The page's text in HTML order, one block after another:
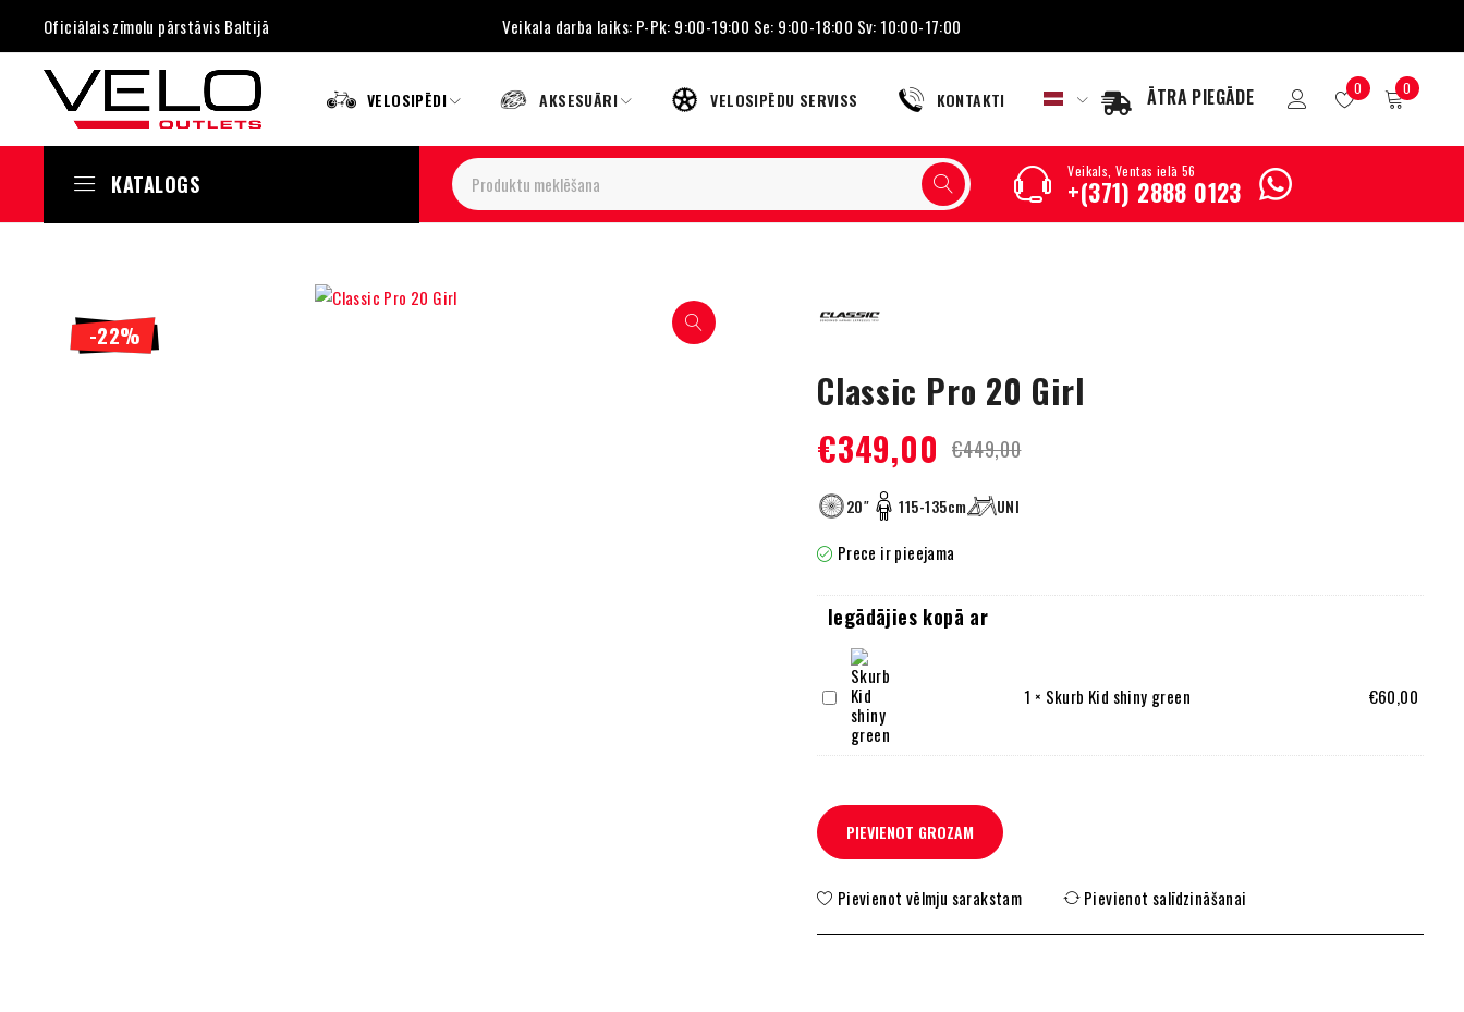
Oficiālais zīmolu pārstāvis Baltijā Veikala darba laiks: P-Pk: 9:00-19:00 Se: 9:00-18:00 Sv: 10:00-17:00
VELOSIPĒDI AKSESUĀRI VELOSIPĒDU SERVISS KONTAKTI ĀTRA PIEGĀDE 0 0
KATALOGS Veikals, Ventas ielā 56
+(371) 2888 0123
-22%
Classic Pro 20 Girl
€449,00
€349,00
20″ 115-135cm UNI
Prece ir pieejama
Iegādājies kopā ar
Skurb
shiny
green
1 × Skurb Kid shiny green €60,00
PIEVIENOT GROZAM
Pievienot vēlmju sarakstam Pievienot salīdzināšanai